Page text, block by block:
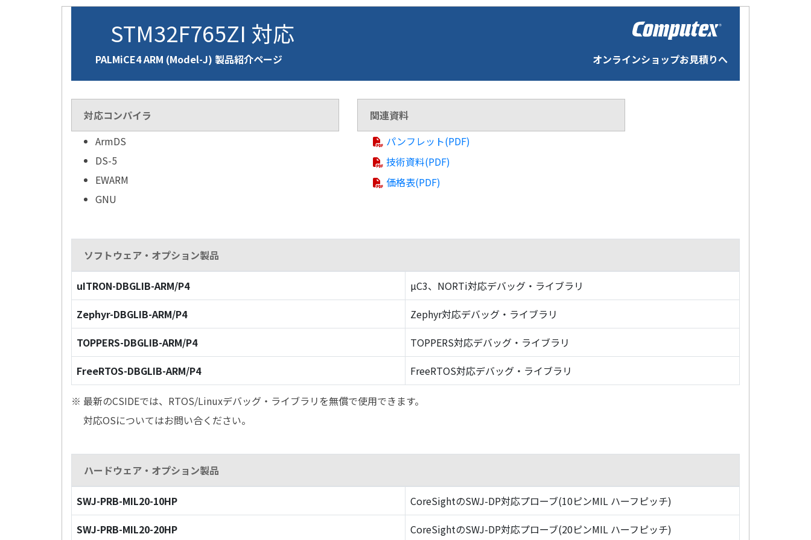
STM32F765ZI 対応
PALMiCE4 ARM (Model-J) 製品紹介ページ オンラインショップお見積りへ
対応コンパイラ
ArmDS
DS-5
EWARM
GNU
関連資料
パンフレット(PDF)
技術資料(PDF)
価格表(PDF)
ソフトウェア・オプション製品
uITRON-DBGLIB-ARM/P4
µC3、NORTi対応デバッグ・ライブラリ
Zephyr-DBGLIB-ARM/P4
Zephyr対応デバッグ・ライブラリ
TOPPERS-DBGLIB-ARM/P4
TOPPERS対応デバッグ・ライブラリ
FreeRTOS-DBGLIB-ARM/P4
FreeRTOS対応デバッグ・ライブラリ
※ 最新のCSIDEでは、RTOS/Linuxデバッグ・ライブラリを無償で使用できます。
対応OSについてはお問い合ください。
ハードウェア・オプション製品
SWJ-PRB-MIL20-10HP
CoreSightのSWJ-DP対応プローブ(10ピンMIL ハーフピッチ)
SWJ-PRB-MIL20-20HP
CoreSightのSWJ-DP対応プローブ(20ピンMIL ハーフピッチ)